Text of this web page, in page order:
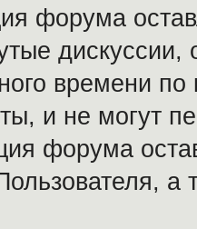
форума
времени
и не могут
форума
а